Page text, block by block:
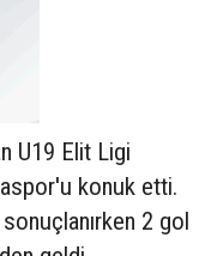
U19 Elit Ligi
konuk etti.
2 gol